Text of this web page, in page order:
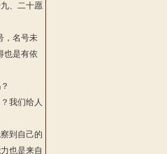
、二十愿
，名号未
也是有依
我们给人
到自己的
也是来自